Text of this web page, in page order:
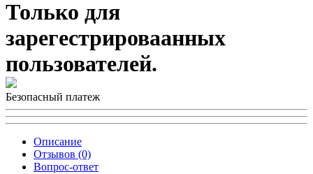
Только для
зарегестрироваанных
пользователей.
Безопасный платеж
Описание
Отзывов (0)
Вопрос-ответ